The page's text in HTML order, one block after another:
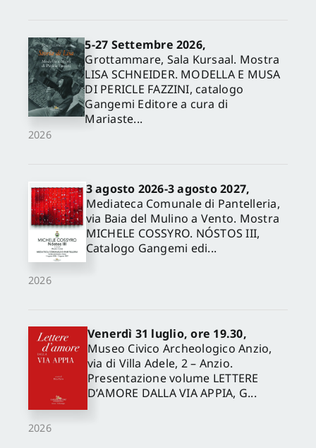
2026
5-27 Settembre 2026,
Grottammare, Sala Kursaal. Mostra
LISA SCHNEIDER. MODELLA E MUSA
DI PERICLE FAZZINI, catalogo
Gangemi Editore a cura di
Mariaste...
2026
3 agosto 2026-3 agosto 2027,
Mediateca Comunale di Pantelleria,
via Baia del Mulino a Vento. Mostra
MICHELE COSSYRO. NÓSTOS III,
Catalogo Gangemi edi...
2026
Venerdì 31 luglio, ore 19.30,
Museo Civico Archeologico Anzio,
via di Villa Adele, 2 – Anzio.
Presentazione volume LETTERE
D’AMORE DALLA VIA APPIA, G...